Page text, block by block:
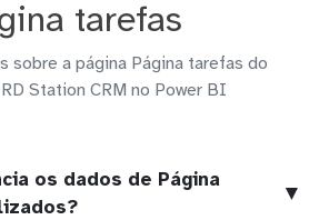
tarefas
sobre a página Página tarefas do
Station CRM no Power BI
os dados de Página
▼